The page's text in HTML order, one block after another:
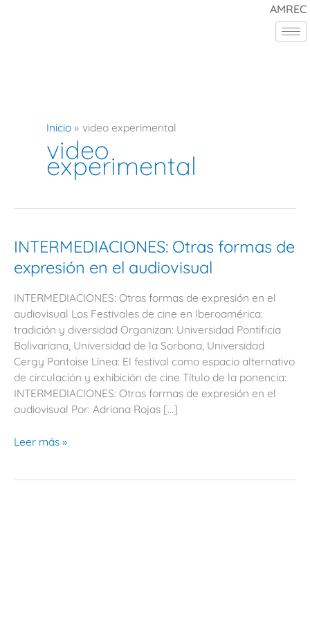
AMREC
Inicio video experimental
video
experimental
INTERMEDIACIONES: Otras formas de
expresión en el audiovisual
INTERMEDIACIONES: Otras formas de expresión en el
audiovisual Los Festivales de cine en Iberoamérica:
tradición y diversidad Organizan: Universidad Pontificia
Bolivariana, Universidad de la Sorbona, Universidad
Cergy Pontoise Línea: El festival como espacio alternativo
de circulación y exhibición de cine Título de la ponencia:
INTERMEDIACIONES: Otras formas de expresión en el
audiovisual Por: Adriana Rojas […]
INTERMEDIACIONES:
formas
expresión
en
el
audiovisual
Leer más »